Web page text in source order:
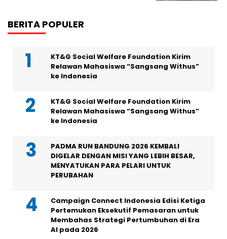
BERITA POPULER
KT&G Social Welfare Foundation Kirim
Relawan Mahasiswa “Sangsang Withus”
ke Indonesia
KT&G Social Welfare Foundation Kirim
Relawan Mahasiswa “Sangsang Withus”
ke Indonesia
PADMA RUN BANDUNG 2026 KEMBALI
DIGELAR DENGAN MISI YANG LEBIH BESAR,
MENYATUKAN PARA PELARI UNTUK
PERUBAHAN
Campaign Connect Indonesia Edisi Ketiga
Pertemukan Eksekutif Pemasaran untuk
Membahas Strategi Pertumbuhan di Era
AI pada 2026